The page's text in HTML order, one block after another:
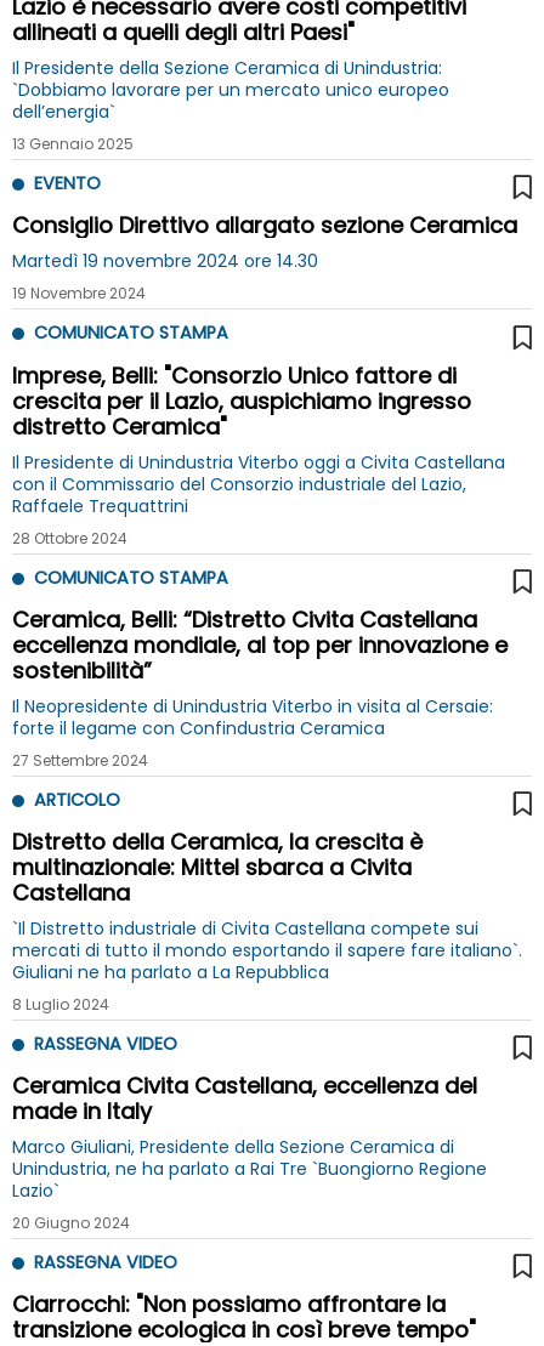
Lazio è necessario avere costi competitivi
allineati a quelli degli altri Paesi"
Il Presidente della Sezione Ceramica di Unindustria:
`Dobbiamo lavorare per un mercato unico europeo
dell’energia`
13 Gennaio 2025
EVENTO
Consiglio Direttivo allargato sezione Ceramica
Martedì 19 novembre 2024 ore 14.30
19 Novembre 2024
COMUNICATO STAMPA
Imprese, Belli: "Consorzio Unico fattore di
crescita per il Lazio, auspichiamo ingresso
distretto Ceramica"
Il Presidente di Unindustria Viterbo oggi a Civita Castellana
con il Commissario del Consorzio industriale del Lazio,
Raffaele Trequattrini
28 Ottobre 2024
COMUNICATO STAMPA
Ceramica, Belli: “Distretto Civita Castellana
eccellenza mondiale, al top per innovazione e
sostenibilità”
Il Neopresidente di Unindustria Viterbo in visita al Cersaie:
forte il legame con Confindustria Ceramica
27 Settembre 2024
ARTICOLO
Distretto della Ceramica, la crescita è
multinazionale: Mittel sbarca a Civita
Castellana
`Il Distretto industriale di Civita Castellana compete sui
mercati di tutto il mondo esportando il sapere fare italiano`.
Giuliani ne ha parlato a La Repubblica
8 Luglio 2024
RASSEGNA VIDEO
Ceramica Civita Castellana, eccellenza del
made in Italy
Marco Giuliani, Presidente della Sezione Ceramica di
Unindustria, ne ha parlato a Rai Tre `Buongiorno Regione
Lazio`
20 Giugno 2024
RASSEGNA VIDEO
Ciarrocchi: "Non possiamo affrontare la
transizione ecologica in così breve tempo"